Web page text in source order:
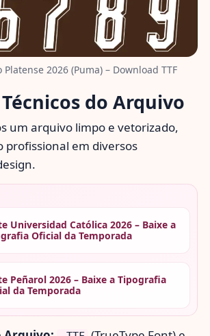
2026 (Puma) – Download TTF
do Arquivo
um arquivo limpo e vetorizado,
profissional em diversos
Universidad Católica 2026 – Baixe a
Oficial da Temporada
Peñarol 2026 – Baixe a Tipografia
da Temporada